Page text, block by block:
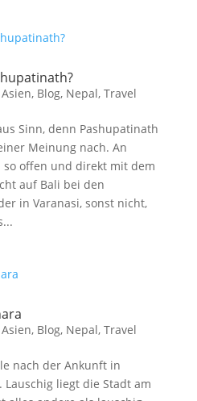
Asien, Blog, Nepal, Travel
Sinn, denn Pashupatinath
Meinung nach. An
offen und direkt mit dem
auf Bali bei den
in Varanasi, sonst nicht,
Asien, Blog, Nepal, Travel
nach der Ankunft in
Lauschig liegt die Stadt am